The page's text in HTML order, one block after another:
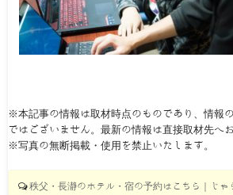
※本記事の情報は取材時点のものであり、情報
ではございません。最新の情報は直接取材先へ
※写真の無断掲載・使用を禁止いたします。
秩父・長瀞のホテル・宿の予約はこちら｜じゃ